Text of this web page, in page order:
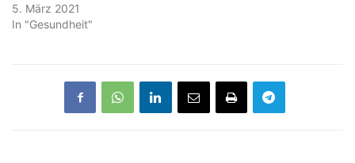
5. März 2021
In "Gesundheit"